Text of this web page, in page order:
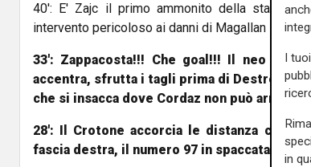
40': E' Zajc il primo ammonito della
intervento pericoloso ai danni di Magallan sulla
33': Zappacosta!!! Che goal!!! Il neo
accentra, sfrutta i tagli prima di Destro e
che si insacca dove Cordaz non può arrivare
28': Il Crotone accorcia le distanza con
fascia destra, il numero 97 in spaccata
I
in